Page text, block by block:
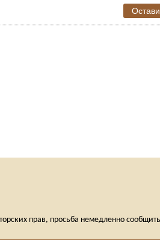
прав, просьба немедленно